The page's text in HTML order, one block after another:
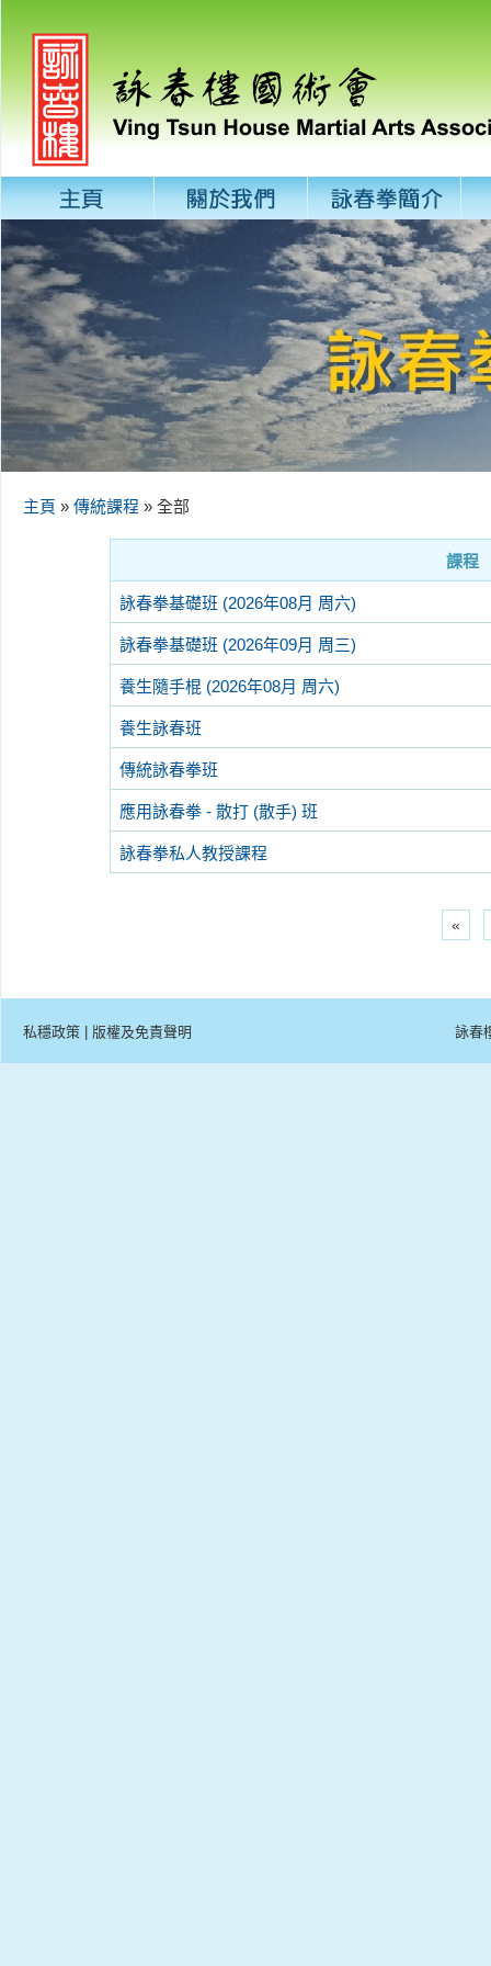
主頁 » 傳統課程 » 全部
課程
詠春拳基礎班 (2026年08月 周六)
詠春拳基礎班 (2026年09月 周三)
養生隨手棍 (2026年08月 周六)
養生詠春班
傳統詠春拳班
應用詠春拳 - 散打 (散手) 班
詠春拳私人教授課程
«
私穩政策| 版權及免責聲明 詠春